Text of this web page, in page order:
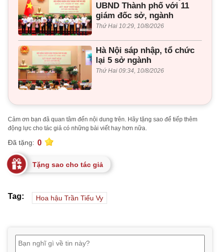
UBND Thành phố với 11
giám đốc sở, ngành
Thứ Hai 10:29, 10/8/2026
Hà Nội sáp nhập, tổ chức
lại 5 sở ngành
Thứ Hai 09:34, 10/8/2026
Cảm ơn bạn đã quan tâm đến nội dung trên. Hãy tặng sao để tiếp thêm
động lực cho tác giả có những bài viết hay hơn nữa.
Đã tặng: 0
Tặng sao cho tác giả
Tag: Hoa hậu Trần Tiểu Vy